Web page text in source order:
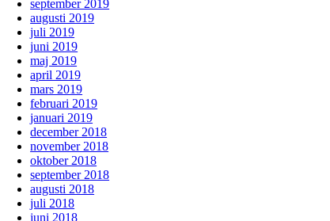
september 2019
augusti 2019
juli 2019
juni 2019
maj 2019
april 2019
mars 2019
februari 2019
januari 2019
december 2018
november 2018
oktober 2018
september 2018
augusti 2018
juli 2018
juni 2018